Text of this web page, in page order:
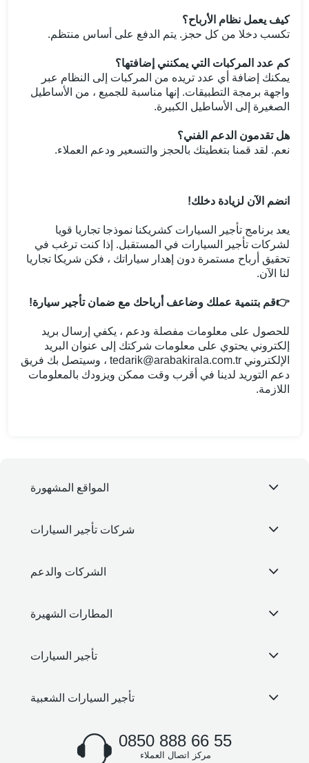
كيف يعمل نظام الأرباح؟
تكسب دخلا من كل حجز. يتم الدفع على أساس منتظم.
كم عدد المركبات التي يمكنني إضافتها؟
يمكنك إضافة أي عدد تريده من المركبات إلى النظام عبر
واجهة برمجة التطبيقات. إنها مناسبة للجميع ، من الأساطيل
الصغيرة إلى الأساطيل الكبيرة.
هل تقدمون الدعم الفني؟
نعم. لقد قمنا بتغطيتك بالحجز والتسعير ودعم العملاء.
انضم الآن لزيادة دخلك!
يعد برنامج تأجير السيارات كشريكنا نموذجا تجاريا قويا
لشركات تأجير السيارات في المستقبل. إذا كنت ترغب في
تحقيق أرباح مستمرة دون إهدار سياراتك ، فكن شريكا تجاريا
لنا الآن.
👉قم بتنمية عملك وضاعف أرباحك مع ضمان تأجير سيارة!
للحصول على معلومات مفصلة ودعم ، يكفي إرسال بريد
إلكتروني يحتوي على معلومات شركتك إلى عنوان البريد
الإلكتروني tedarik@arabakirala.com.tr ، وسيتصل بك فريق
دعم التوريد لدينا في أقرب وقت ممكن ويزودك بالمعلومات
اللازمة.
المواقع المشهورة
شركات تأجير السيارات
الشركات والدعم
المطارات الشهيرة
تأجير السيارات
تأجير السيارات الشعبية
0850 888 66 55
مركز اتصال العملاء